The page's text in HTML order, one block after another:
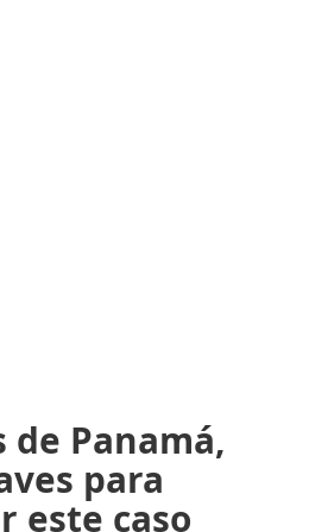
de Panamá,
para
este caso